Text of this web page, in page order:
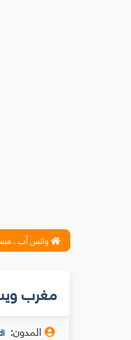
واتس آب ،
مغرب
المدون: